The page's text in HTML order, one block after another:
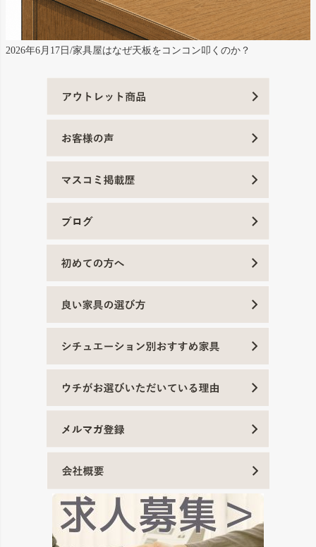
2026年6月17日/家具屋はなぜ天板をコンコン叩くのか？